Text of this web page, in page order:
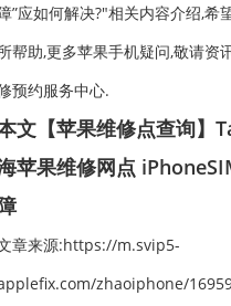
”应如何解决?"相关内容介绍,希
帮助,更多苹果手机疑问,敬请资
预约服务中心.
文【苹果维修点查询】
苹果维修网点
章来源:https://m.svip5-
zhaoiphone/